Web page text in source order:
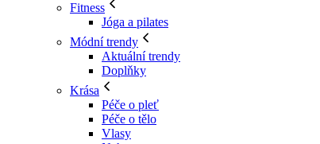
Fitness
Jóga a pilates
Módní trendy
Aktuální trendy
Doplňky
Krása
Péče o pleť
Péče o tělo
Vlasy